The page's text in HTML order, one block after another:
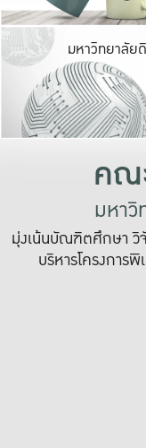
มหาวิทยาลัย
คณ
มหา
มุ่งเน้นบัณฑิตศึกษา วิ
บริหารโครงการ